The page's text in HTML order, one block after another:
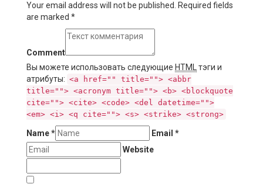
Your email address will not be published. Required fields
are marked *
Comment
Вы можете использовать следующие HTML
тэги и
атрибуты: <a href="" title=""> <abbr
title=""> <acronym title=""> <b> <blockquote
cite=""> <cite> <code> <del datetime="">
<em> <i> <q cite=""> <s> <strike> <strong>
Name* Email *
Website